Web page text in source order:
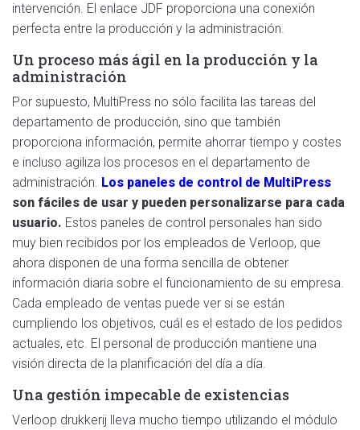
intervención. El enlace JDF proporciona una conexión
perfecta entre la producción y la administración.
Un proceso más ágil en la producción y la
administración
Por supuesto, MultiPress no sólo facilita las tareas del
departamento de producción, sino que también
proporciona información, permite ahorrar tiempo y costes
e incluso agiliza los procesos en el departamento de
administración. Los paneles de control de MultiPress
son fáciles de usar y pueden personalizarse para cada
usuario. Estos paneles de control personales han sido
muy bien recibidos por los empleados de Verloop, que
ahora disponen de una forma sencilla de obtener
información diaria sobre el funcionamiento de su empresa.
Cada empleado de ventas puede ver si se están
cumpliendo los objetivos, cuál es el estado de los pedidos
actuales, etc. El personal de producción mantiene una
visión directa de la planificación del día a día.
Una gestión impecable de existencias
Verloop drukkerij lleva mucho tiempo utilizando el módulo